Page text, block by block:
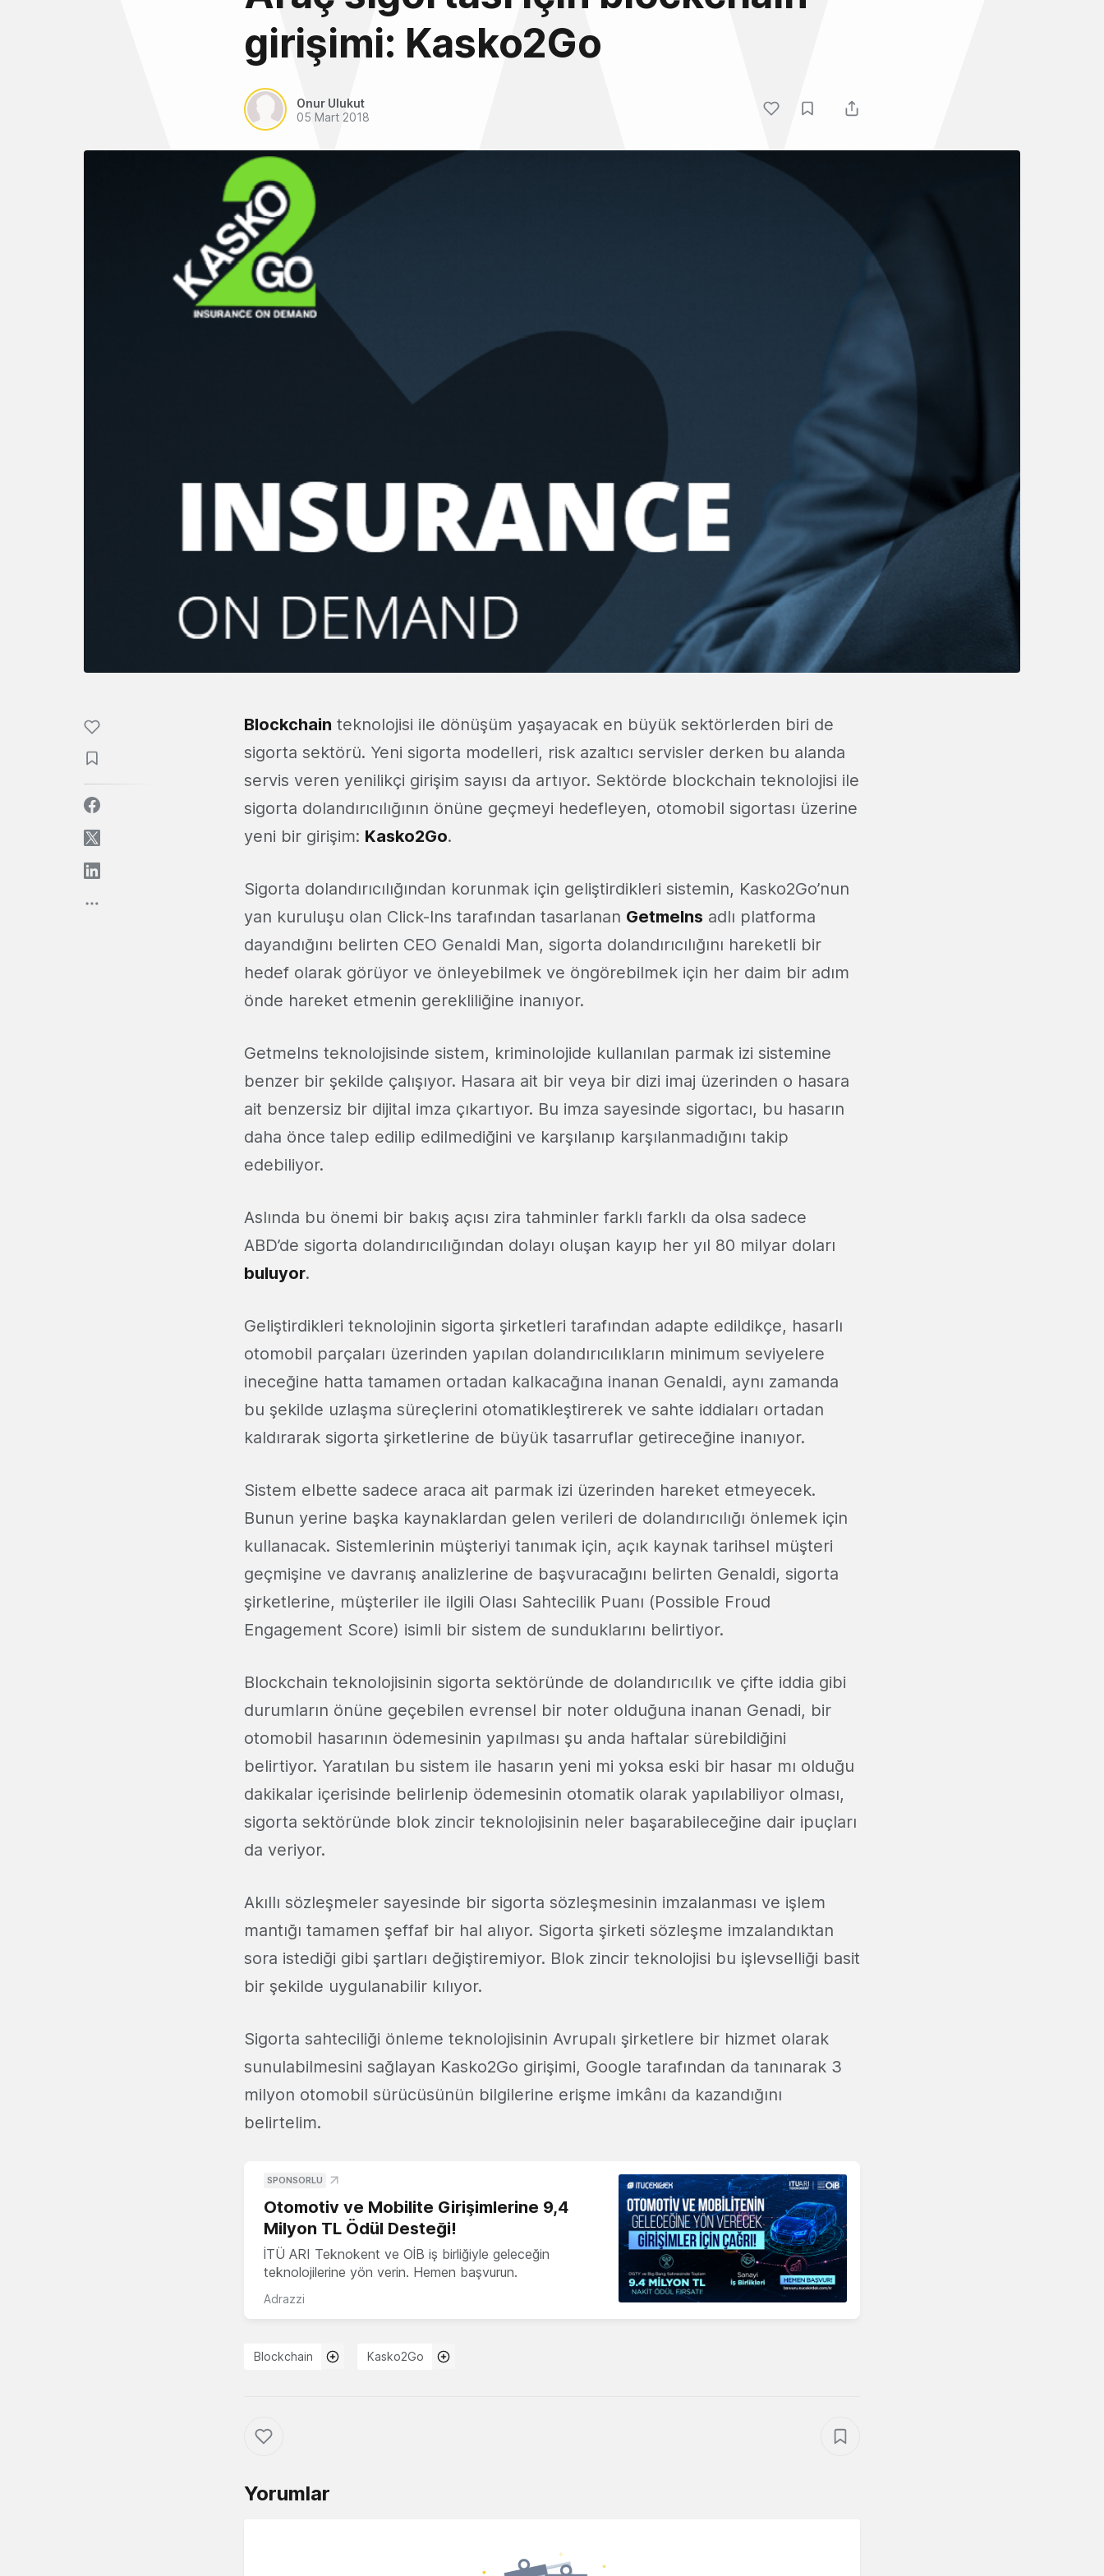
girişimi: Kasko2Go
Onur Ulukut
05 Mart 2018
Blockchain teknolojisi ile dönüşüm yaşayacak en büyük sektörlerden biri de
sigorta sektörü. Yeni sigorta modelleri, risk azaltıcı servisler derken bu alanda
servis veren yenilikçi girişim sayısı da artıyor. Sektörde blockchain teknolojisi ile
sigorta dolandırıcılığının önüne geçmeyi hedefleyen, otomobil sigortası üzerine
yeni bir girişim: Kasko2Go.
Sigorta dolandırıcılığından korunmak için geliştirdikleri sistemin, Kasko2Go’nun
yan kuruluşu olan Click-Ins tarafından tasarlanan GetmeIns adlı platforma
dayandığını belirten CEO Genaldi Man, sigorta dolandırıcılığını hareketli bir
hedef olarak görüyor ve önleyebilmek ve öngörebilmek için her daim bir adım
önde hareket etmenin gerekliliğine inanıyor.
GetmeIns teknolojisinde sistem, kriminolojide kullanılan parmak izi sistemine
benzer bir şekilde çalışıyor. Hasara ait bir veya bir dizi imaj üzerinden o hasara
ait benzersiz bir dijital imza çıkartıyor. Bu imza sayesinde sigortacı, bu hasarın
daha önce talep edilip edilmediğini ve karşılanıp karşılanmadığını takip
edebiliyor.
Aslında bu önemi bir bakış açısı zira tahminler farklı farklı da olsa sadece
ABD’de sigorta dolandırıcılığından dolayı oluşan kayıp her yıl 80 milyar doları
buluyor.
Geliştirdikleri teknolojinin sigorta şirketleri tarafından adapte edildikçe, hasarlı
otomobil parçaları üzerinden yapılan dolandırıcılıkların minimum seviyelere
ineceğine hatta tamamen ortadan kalkacağına inanan Genaldi, aynı zamanda
bu şekilde uzlaşma süreçlerini otomatikleştirerek ve sahte iddiaları ortadan
kaldırarak sigorta şirketlerine de büyük tasarruflar getireceğine inanıyor.
Sistem elbette sadece araca ait parmak izi üzerinden hareket etmeyecek.
Bunun yerine başka kaynaklardan gelen verileri de dolandırıcılığı önlemek için
kullanacak. Sistemlerinin müşteriyi tanımak için, açık kaynak tarihsel müşteri
geçmişine ve davranış analizlerine de başvuracağını belirten Genaldi, sigorta
şirketlerine, müşteriler ile ilgili Olası Sahtecilik Puanı (Possible Froud
Engagement Score) isimli bir sistem de sunduklarını belirtiyor.
Blockchain teknolojisinin sigorta sektöründe de dolandırıcılık ve çifte iddia gibi
durumların önüne geçebilen evrensel bir noter olduğuna inanan Genadi, bir
otomobil hasarının ödemesinin yapılması şu anda haftalar sürebildiğini
belirtiyor. Yaratılan bu sistem ile hasarın yeni mi yoksa eski bir hasar mı olduğu
dakikalar içerisinde belirlenip ödemesinin otomatik olarak yapılabiliyor olması,
sigorta sektöründe blok zincir teknolojisinin neler başarabileceğine dair ipuçları
da veriyor.
Akıllı sözleşmeler sayesinde bir sigorta sözleşmesinin imzalanması ve işlem
mantığı tamamen şeffaf bir hal alıyor. Sigorta şirketi sözleşme imzalandıktan
sora istediği gibi şartları değiştiremiyor. Blok zincir teknolojisi bu işlevselliği basit
bir şekilde uygulanabilir kılıyor.
Sigorta sahteciliği önleme teknolojisinin Avrupalı şirketlere bir hizmet olarak
sunulabilmesini sağlayan Kasko2Go girişimi, Google tarafından da tanınarak 3
milyon otomobil sürücüsünün bilgilerine erişme imkânı da kazandığını
belirtelim.
SPONSORLU
Otomotiv ve Mobilite Girişimlerine 9,4
Milyon TL Ödül Desteği!
İTÜ ARI Teknokent ve OİB iş birliğiyle geleceğin
teknolojilerine yön verin. Hemen başvurun.
Adrazzi
Blockchain Kasko2Go
Yorumlar